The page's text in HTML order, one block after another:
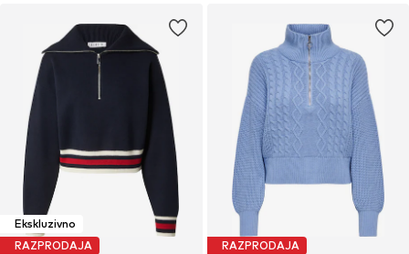
Ekskluzivno
RAZPRODAJA
RAZPRODAJA